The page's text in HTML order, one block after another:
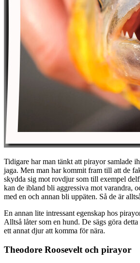
Tidigare har man tänkt att pirayor samlade
jaga. Men man har kommit fram till att de
skydda sig mot rovdjur som till exempel
kan de ibland bli aggressiva mot varandra,
med en och annan bli uppäten. Så de är
En annan lite intressant egenskap hos
Alltså låter som en hund. De sägs göra
ett annat djur att komma för nära.
Theodore Roosevelt och pirayor